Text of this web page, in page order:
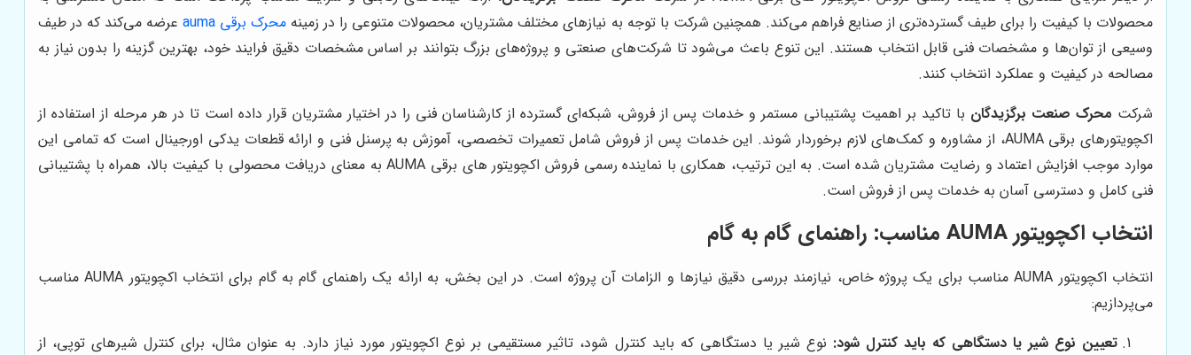
محصولات با کیفیت را برای طیف گسترده‌تری از صنایع فراهم می‌کند. همچنین شرکت با توجه به نیازهای مختلف مشتریان، محصولات متنوعی را در زمینه محرک برقی auma
عرضه می‌کند که در طیف
وسیعی از توان‌ها و مشخصات فنی قابل انتخاب هستند. این تنوع باعث می‌شود تا شرکت‌های صنعتی و پروژه‌های بزرگ بتوانند بر اساس مشخصات دقیق فرایند خود، بهترین گزینه را بدون نیاز به
مصالحه در کیفیت و عملکرد انتخاب کنند.
شرکت محرک صنعت برگزیدگان با تاکید بر اهمیت پشتیبانی مستمر و خدمات پس از فروش، شبکه‌ای گسترده از کارشناسان فنی را در اختیار مشتریان قرار داده است تا در هر مرحله از استفاده از
اکچویتورهای برقی AUMA، از مشاوره و کمک‌های لازم برخوردار شوند. این خدمات پس از فروش شامل تعمیرات تخصصی، آموزش به پرسنل فنی و ارائه قطعات یدکی اورجینال است که تمامی این
موارد موجب افزایش اعتماد و رضایت مشتریان شده است. به این ترتیب، همکاری با نماینده رسمی فروش اکچویتور های برقی AUMA به معنای دریافت محصولی با کیفیت بالا، همراه با پشتیبانی
فنی کامل و دسترسی آسان به خدمات پس از فروش است.
انتخاب اکچویتور AUMA مناسب: راهنمای گام به گام
انتخاب اکچویتور AUMA مناسب برای یک پروژه خاص، نیازمند بررسی دقیق نیازها و الزامات آن پروژه است. در این بخش، به ارائه یک راهنمای گام به گام برای انتخاب اکچویتور AUMA مناسب
می‌پردازیم:
تعیین نوع شیر یا دستگاهی که باید کنترل شود: نوع شیر یا دستگاهی که باید کنترل شود، تاثیر مستقیمی بر نوع اکچویتور مورد نیاز دارد. به عنوان مثال، برای کنترل شیرهای توپی، از